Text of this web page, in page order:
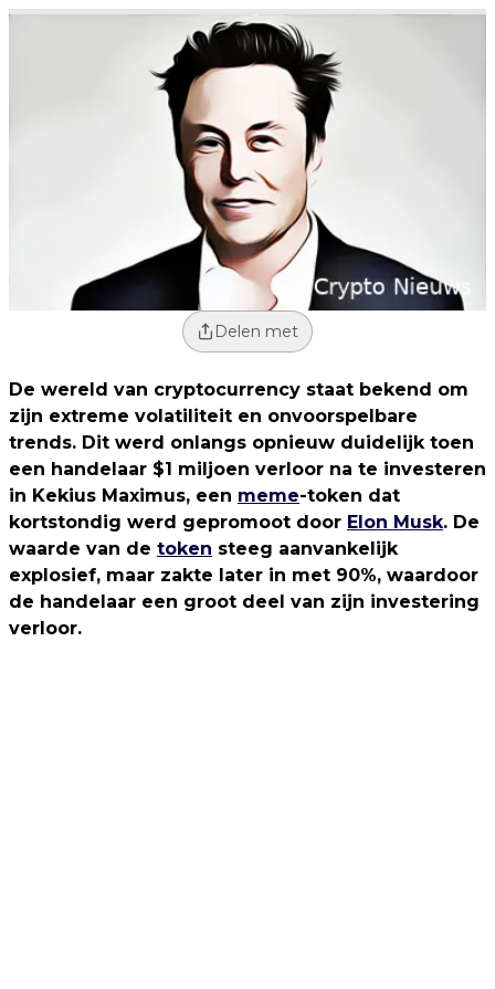
Delen met
De wereld van cryptocurrency staat bekend om
zijn extreme volatiliteit en onvoorspelbare
trends. Dit werd onlangs opnieuw duidelijk toen
een handelaar $1 miljoen verloor na te investeren
in Kekius Maximus, een meme-token dat
kortstondig werd gepromoot door Elon Musk. De
waarde van de token steeg aanvankelijk
explosief, maar zakte later in met 90%, waardoor
de handelaar een groot deel van zijn investering
verloor.